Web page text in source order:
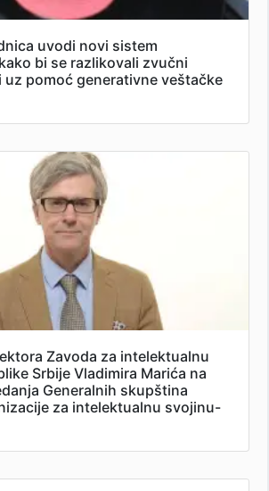
uvodi novi sistem
bi se razlikovali zvučni
uz pomoć generativne veštačke
Zavoda za intelektualnu
Srbije Vladimira Marića na
Generalnih skupština
za intelektualnu svojinu-